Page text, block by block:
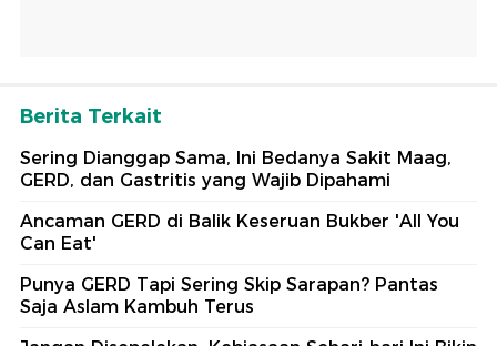
Berita Terkait
Sering Dianggap Sama, Ini Bedanya Sakit Maag,
GERD, dan Gastritis yang Wajib Dipahami
Ancaman GERD di Balik Keseruan Bukber 'All You
Can Eat'
Punya GERD Tapi Sering Skip Sarapan? Pantas
Saja Aslam Kambuh Terus